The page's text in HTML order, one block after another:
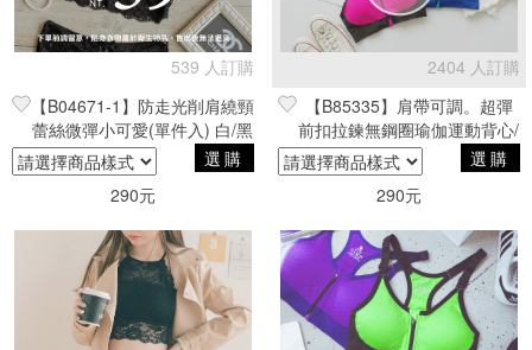
539 人訂購
【B04671-1】防走光削肩繞頸
蕾絲微彈小可愛(單件入) 白/黑
選購
290元
2404 人訂購
【B85335】肩帶可調。超彈
前扣拉鍊無鋼圈瑜伽運動背心/
睡眠內衣/跑步防震選購
290元